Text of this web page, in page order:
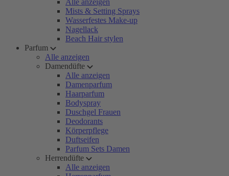
Alle anzeigen
Mists & Setting Sprays
Wasserfestes Make-up
Nagellack
Beach Hair stylen
Parfum
Alle anzeigen
Damendüfte
Alle anzeigen
Damenparfum
Haarparfum
Bodyspray
Duschgel Frauen
Deodorants
Körperpflege
Duftseifen
Parfum Sets Damen
Herrendüfte
Alle anzeigen